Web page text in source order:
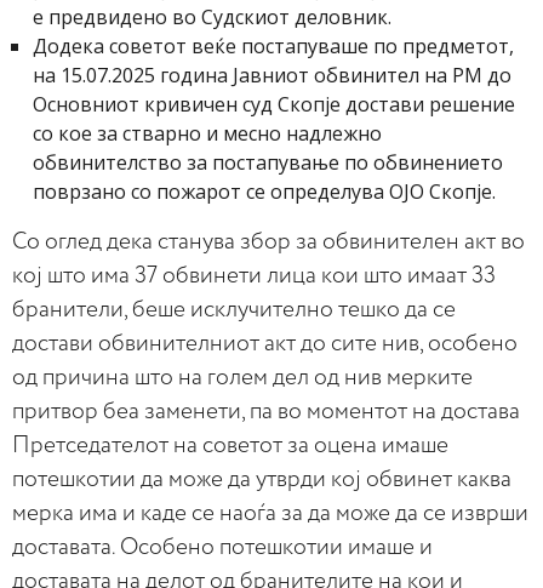
е предвидено во Судскиот деловник.
Додека советот веќе постапуваше по предметот,
на 15.07.2025 година Јавниот обвинител на РМ до
Основниот кривичен суд Скопје достави решение
со кое за стварно и месно надлежно
обвинителство за постапување по обвинението
поврзано со пожарот се определува ОЈО Скопје.
Со оглед дека станува збор за обвинителен акт во
кој што има 37 обвинети лица кои што имаат 33
бранители, беше исклучително тешко да се
достави обвинителниот акт до сите нив, особено
од причина што на голем дел од нив мерките
притвор беа заменети, па во моментот на достава
Претседателот на советот за оцена имаше
потешкотии да може да утврди кој обвинет каква
мерка има и каде се наоѓа за да може да се изврши
доставата. Особено потешкотии имаше и
доставата на делот од бранителите на кои и